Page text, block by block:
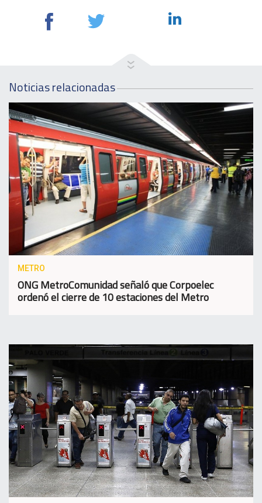
Noticias relacionadas
METRO
ONG MetroComunidad señaló que Corpoelec
ordenó el cierre de 10 estaciones del Metro